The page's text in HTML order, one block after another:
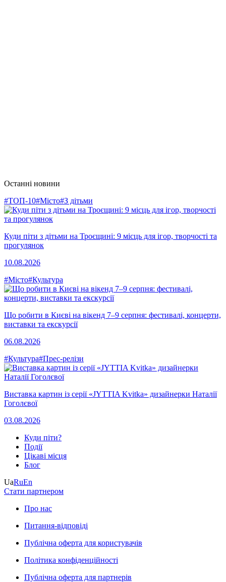
Останні новини
#ТОП-10#Місто#З дітьми
Куди піти з дітьми на Троєщині: 9 місць для ігор, творчості та
прогулянок
10.08.2026
#Місто#Культура
Що робити в Києві на вікенд 7–9 серпня: фестивалі, концерти,
виставки та екскурсії
06.08.2026
#Культура#Прес-релізи
Виставка картин із серії «JYTTIA Kvitka» дизайнерки Наталії
Гоголєвої
03.08.2026
Куди піти?
Події
Цікаві місця
Блог
UaRuEn
Стати партнером
Про нас
Питання-відповіді
Публічна оферта для користувачів
Політика конфіденційності
Публічна оферта для партнерів